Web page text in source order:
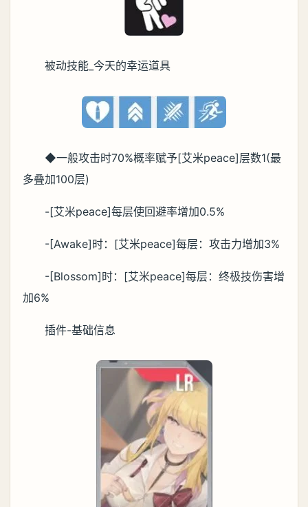
被动技能_今天的幸运道具
◆一般攻击时70%概率赋予[艾米peace]层数1(最
多叠加100层)
-[艾米peace]每层使回避率增加0.5%
-[Awake]时：[艾米peace]每层：攻击力增加3%
-[Blossom]时：[艾米peace]每层：终极技伤害增
加6%
插件-基础信息